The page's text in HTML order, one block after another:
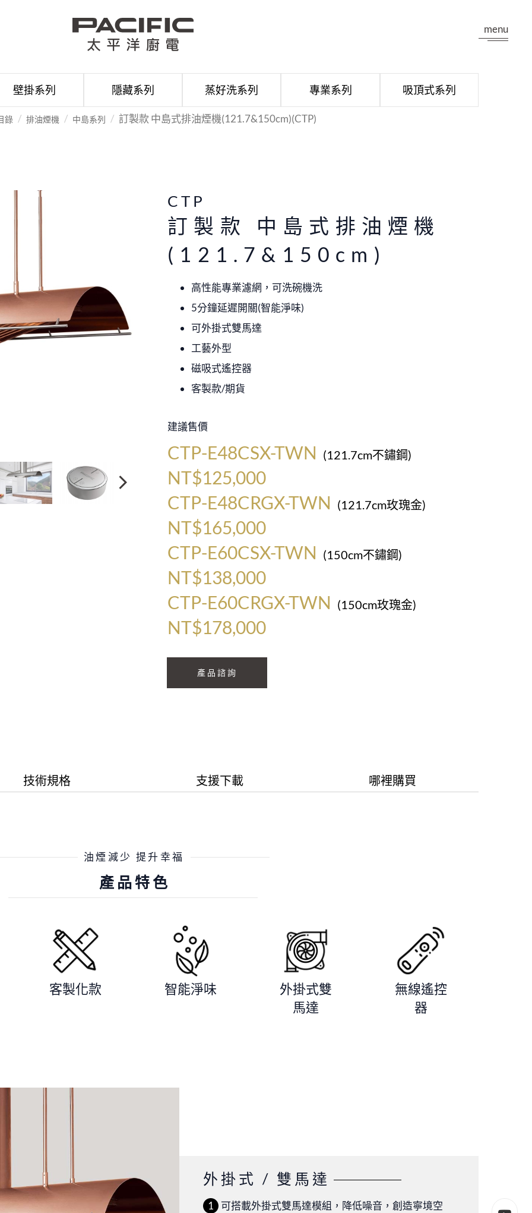
menu
壁掛系列 隱藏系列 蒸好洗系列 專業系列 吸頂式系列
錄 排油煙機 中島系列 訂製款 中島式排油煙機(121.7&150cm)(CTP)
CTP
訂製款 中島式排油煙機
(121.7&150cm)
高性能專業濾網，可洗碗機洗
5分鐘延遲開關(智能淨味)
可外掛式雙馬達
工藝外型
磁吸式遙控器
客製款/期貨
建議售價
CTP-E48CSX-TWN (121.7cm不鏽鋼)
NT$125,000
CTP-E48CRGX-TWN (121.7cm玫瑰金)
NT$165,000
CTP-E60CSX-TWN (150cm不鏽鋼)
NT$138,000
CTP-E60CRGX-TWN (150cm玫瑰金)
NT$178,000
產品諮詢
技術規格 支援下載 哪裡購買
油煙減少 提升幸福
產品特色
客製化款 智能淨味
外掛式雙
馬達
無線遙控
器
外掛式 / 雙馬達
可搭載外掛式雙馬達模組，降低噪音，創造寧境空